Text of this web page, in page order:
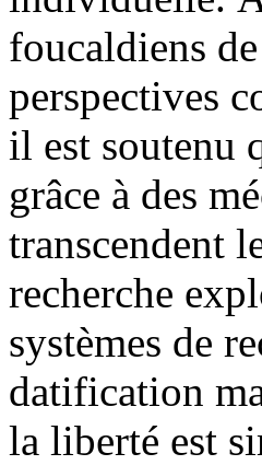
foucaldiens
perspectives
il est soutenu
grâce à des
transcendent
recherche
systèmes de
datification
la liberté est